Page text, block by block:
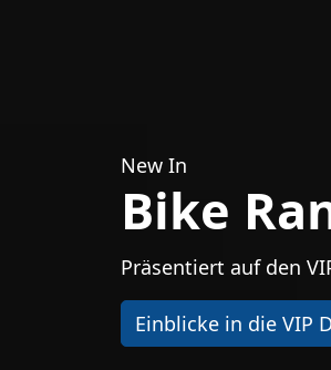
New In
Bike
Präsentiert auf den
Einblicke in die VIP